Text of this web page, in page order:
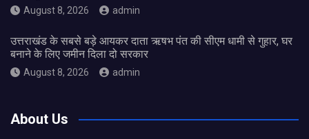
August 8, 2026 admin
उत्तराखंड के सबसे बड़े आयकर दाता ऋषभ पंत की सीएम धामी से गुहार, घर
बनाने के लिए जमीन दिला दो सरकार
August 8, 2026 admin
About Us